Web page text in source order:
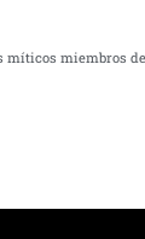
míticos miembros